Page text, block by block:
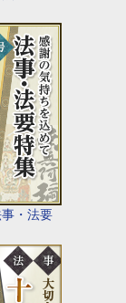
・法要